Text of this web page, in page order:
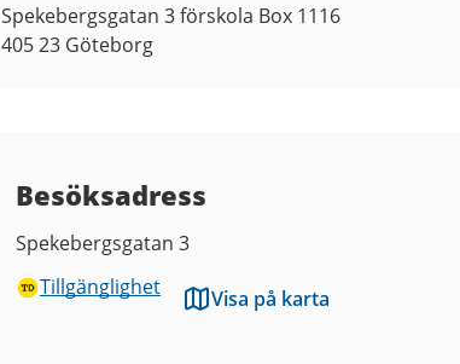
Spekebergsgatan 3 förskola Box 1116
405 23 Göteborg
Besöksadress
Spekebergsgatan 3
Tillgänglighet
Visa på karta